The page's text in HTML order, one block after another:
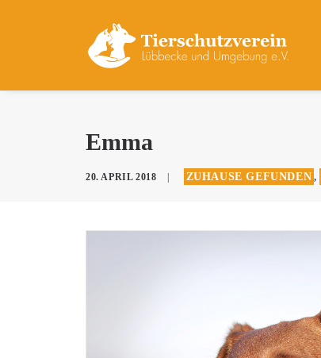
Emma
20. APRIL 2018 ZUHAUSE GEFUNDEN ,